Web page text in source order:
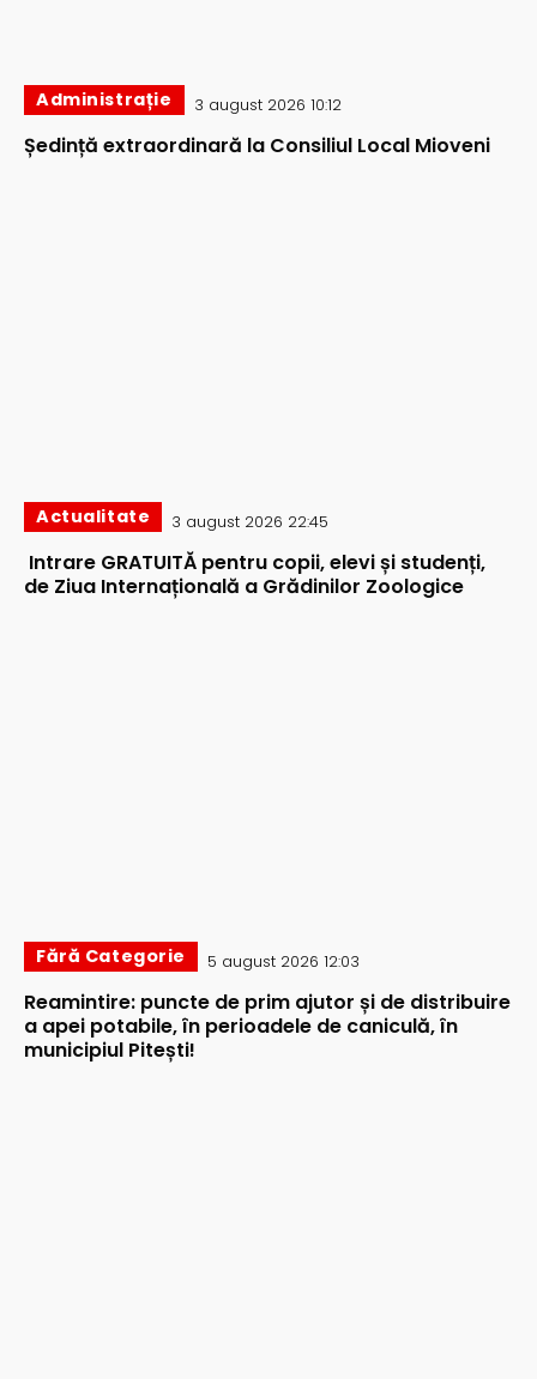
Administrație 3 august 2026 10:12
Ședință extraordinară la Consiliul Local Mioveni
Actualitate 3 august 2026 22:45
Intrare GRATUITĂ pentru copii, elevi și studenți,
de Ziua Internațională a Grădinilor Zoologice
Fără Categorie 5 august 2026 12:03
Reamintire: puncte de prim ajutor și de distribuire
a apei potabile, în perioadele de caniculă, în
municipiul Pitești!